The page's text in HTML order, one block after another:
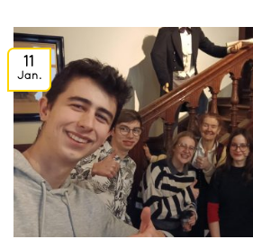
11
Jan.